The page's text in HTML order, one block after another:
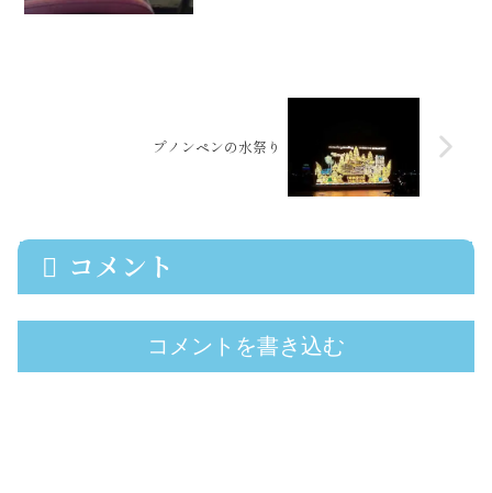
プノンペンの水祭り
コメント
コメントを書き込む